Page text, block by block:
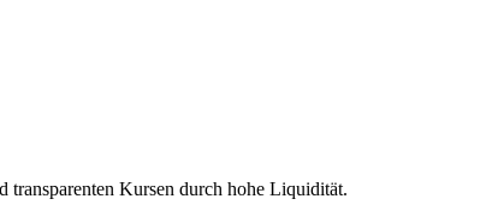
Kursen durch hohe Liquidität.